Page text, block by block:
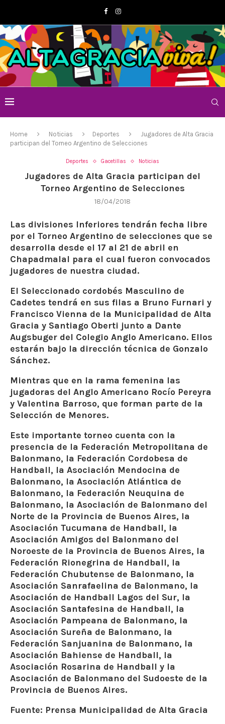
Home Noticias Deportes
Jugadores de Alta Gracia
participan del Torneo Argentino de Selecciones
Deportes Gacetillas Noticias
Jugadores de Alta Gracia participan del
Torneo Argentino de Selecciones
18/04/2018
Las divisiones Inferiores tendrán fecha libre
por el Torneo Argentino de selecciones que se
desarrolla desde el 17 al 21 de abril en
Chapadmalal para el cual fueron convocados
jugadores de nuestra ciudad.
El Seleccionado cordobés Masculino de
Cadetes tendrá en sus filas a Bruno Furnari y
Francisco Vienna de la Municipalidad de Alta
Gracia y Santiago Oberti junto a Dante
Augsbuger del Colegio Anglo Americano. Ellos
estarán bajo la dirección técnica de Gonzalo
Sánchez.
Mientras que en la rama femenina las
jugadoras del Anglo Americano Rocío Pereyra
y Valentina Barroso, que forman parte de la
Selección de Menores.
Este importante torneo cuenta con la
presencia de la Federación Metropolitana de
Balonmano, la Federación Cordobesa de
Handball, la Asociación Mendocina de
Balonmano, la Asociación Atlántica de
Balonmano, la Federación Neuquina de
Balonmano, la Asociación de Balonmano del
Norte de la Provincia de Buenos Aires, la
Asociación Tucumana de Handball, la
Asociación Amigos del Balonmano del
Noroeste de la Provincia de Buenos Aires, la
Federación Rionegrina de Handball, la
Federación Chubutense de Balonmano, la
Asociación Sanrafaelina de Balonmano, la
Asociación de Handball Lagos del Sur, la
Asociación Santafesina de Handball, la
Asociación Pampeana de Balonmano, la
Asociación Sureña de Balonmano, la
Federación Sanjuanina de Balonmano, la
Asociación Bahiense de Handball, la
Asociación Rosarina de Handball y la
Asociación de Balonmano del Sudoeste de la
Provincia de Buenos Aires.
Fuente: Prensa Municipalidad de Alta Gracia